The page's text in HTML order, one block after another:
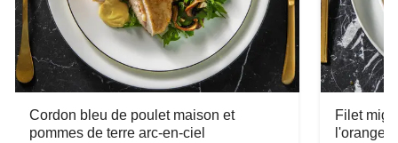
Cordon bleu de poulet maison et
pommes de terre arc-en-ciel
Filet
l'orange